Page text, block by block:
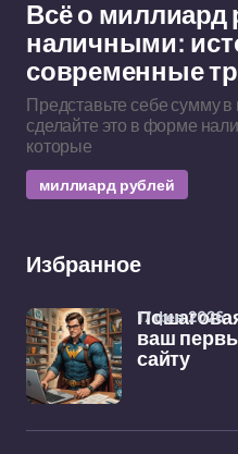
Всё о миллиард
наличными:
современные
Представьте себе сумму
сделайте это в форме
которые
миллиард рублей
Избранное
ваш
сайту
17 фев 2026